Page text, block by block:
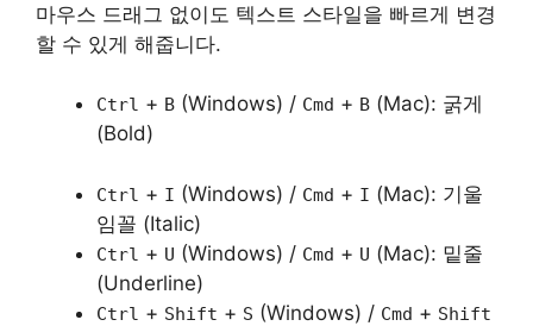
마우스 드래그 없이도 텍스트 스타일을 빠르게 변경
할 수 있게 해줍니다.
Ctrl + B (Windows) / Cmd + B (Mac): 굵게
(Bold)
Ctrl + I (Windows) / Cmd + I (Mac): 기울
임꼴 (Italic)
Ctrl + U (Windows) / Cmd + U (Mac): 밑줄
(Underline)
Ctrl + Shift + S (Windows) / Cmd + Shift